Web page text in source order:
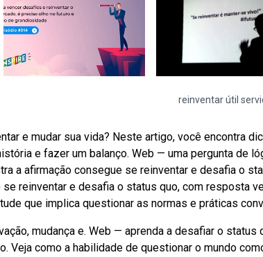
reinventar útil
e mudar sua vida? Neste artigo, você encontra
e fazer um balanço. Web — uma pergunta de
a afirmação consegue se reinventar e desafia o
reinventar e desafia o status quo, com resposta
que implica questionar as normas e práticas
mudança e. Web — aprenda a desafiar o status
Veja como a habilidade de questionar o mundo